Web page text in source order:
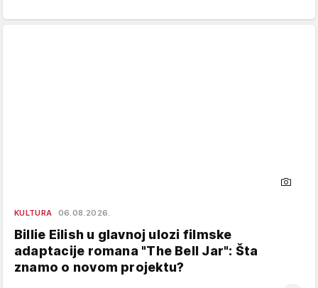
KULTURA 06.08.2026.
Billie Eilish u glavnoj ulozi filmske
adaptacije romana "The Bell Jar": Šta
znamo o novom projektu?